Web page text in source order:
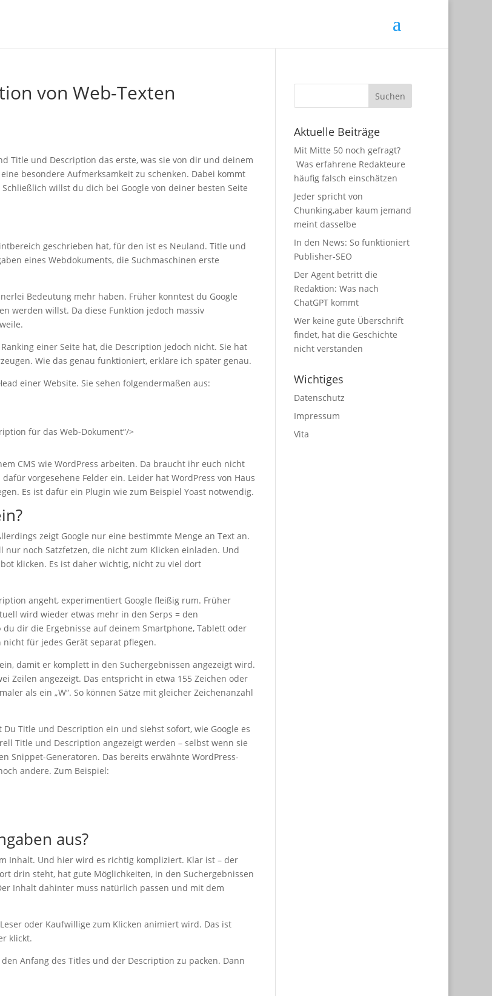
von Web-Texten
Title und Description das erste, was sie von dir und deinem
besondere Aufmerksamkeit zu schenken. Dabei kommt
willst du dich bei Google von deiner besten Seite
geschrieben hat, für den ist es Neuland. Title und
eines Webdokuments, die Suchmaschinen erste
Bedeutung mehr haben. Früher konntest du Google
werden willst. Da diese Funktion jedoch massiv
einer Seite hat, die Description jedoch nicht. Sie hat
Wie das genau funktioniert, erkläre ich später genau.
einer Website. Sie sehen folgendermaßen aus:
für das Web-Dokument“/>
CMS wie WordPress arbeiten. Da braucht ihr euch nicht
vorgesehene Felder ein. Leider hat WordPress von Haus
Es ist dafür ein Plugin wie zum Beispiel Yoast notwendig.
zeigt Google nur eine bestimmte Menge an Text an.
noch Satzfetzen, die nicht zum Klicken einladen. Und
klicken. Es ist daher wichtig, nicht zu viel dort
angeht, experimentiert Google fleißig rum. Früher
wird wieder etwas mehr in den Serps = den
dir die Ergebnisse auf deinem Smartphone, Tablett oder
nicht für jedes Gerät separat pflegen.
damit er komplett in den Suchergebnissen angezeigt wird.
Zeilen angezeigt. Das entspricht in etwa 155 Zeichen oder
als ein „W“. So können Sätze mit gleicher Zeichenanzahl
Title und Description ein und siehst sofort, wie Google es
Title und Description angezeigt werden – selbst wenn sie
Snippet-Generatoren. Das bereits erwähnte WordPress-
andere. Zum Beispiel:
aus?
Inhalt. Und hier wird es richtig kompliziert. Klar ist – der
drin steht, hat gute Möglichkeiten, in den Suchergebnissen
Inhalt dahinter muss natürlich passen und mit dem
oder Kaufwillige zum Klicken animiert wird. Das ist
klickt.
Anfang des Titles und der Description zu packen. Dann
Aktuelle Beiträge
Mit Mitte 50 noch gefragt?
Was erfahrene Redakteure
häufig falsch einschätzen
Jeder spricht von
Chunking,aber kaum jemand
meint dasselbe
In den News: So funktioniert
Publisher-SEO
Der Agent betritt die
Redaktion: Was nach
ChatGPT kommt
Wer keine gute Überschrift
findet, hat die Geschichte
nicht verstanden
Wichtiges
Datenschutz
Impressum
Vita